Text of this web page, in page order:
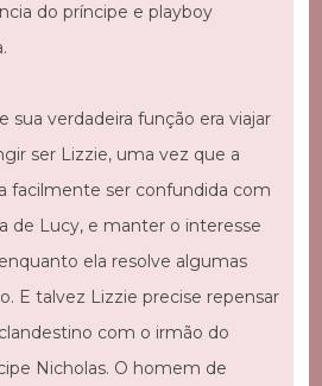
do príncipe e playboy
sua verdadeira função era viajar
ser Lizzie, uma vez que a
facilmente ser confundida com
de Lucy, e manter o interesse
ela resolve algumas
E talvez Lizzie precise repensar
com o irmão do
Nicholas. O homem de